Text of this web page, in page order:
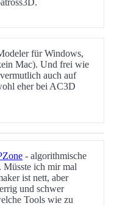
für Windows,
Mac). Und frei wie
auch auf
eher bei AC3D
- algorithmische
Müsste ich mir mal
ist nett, aber
und schwer
Tools wie zu